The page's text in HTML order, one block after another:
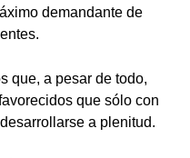
demandante de
que, a pesar de todo,
que sólo con
a plenitud.